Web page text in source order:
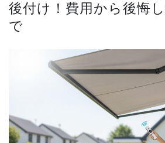
後付け！費用から後悔
で